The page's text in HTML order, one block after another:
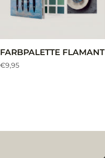
FARBPALETTE FLAMANT
Angebotspreis
€9,95